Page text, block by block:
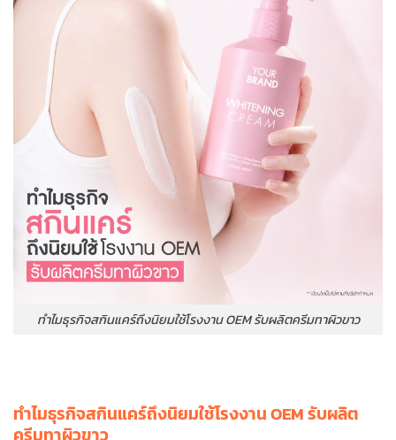
ทำไมธุรกิจสกินแคร์ถึงนิยมใช้โรงงาน OEM รับผลิตครีมทาผิวขาว
ทำไมธุรกิจสกินแคร์ถึงนิยมใช้โรงงาน OEM รับผลิต